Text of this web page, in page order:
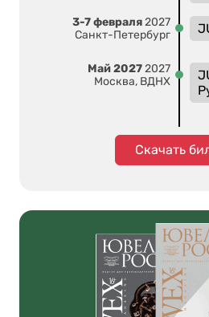
3-7 февраля2027
Санкт-Петербург
Май 20272027
Москва, ВДНХ
Скачать